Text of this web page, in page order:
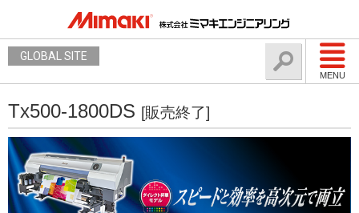
MENU
GLOBAL SITE
Tx500-1800DS [販売終了]